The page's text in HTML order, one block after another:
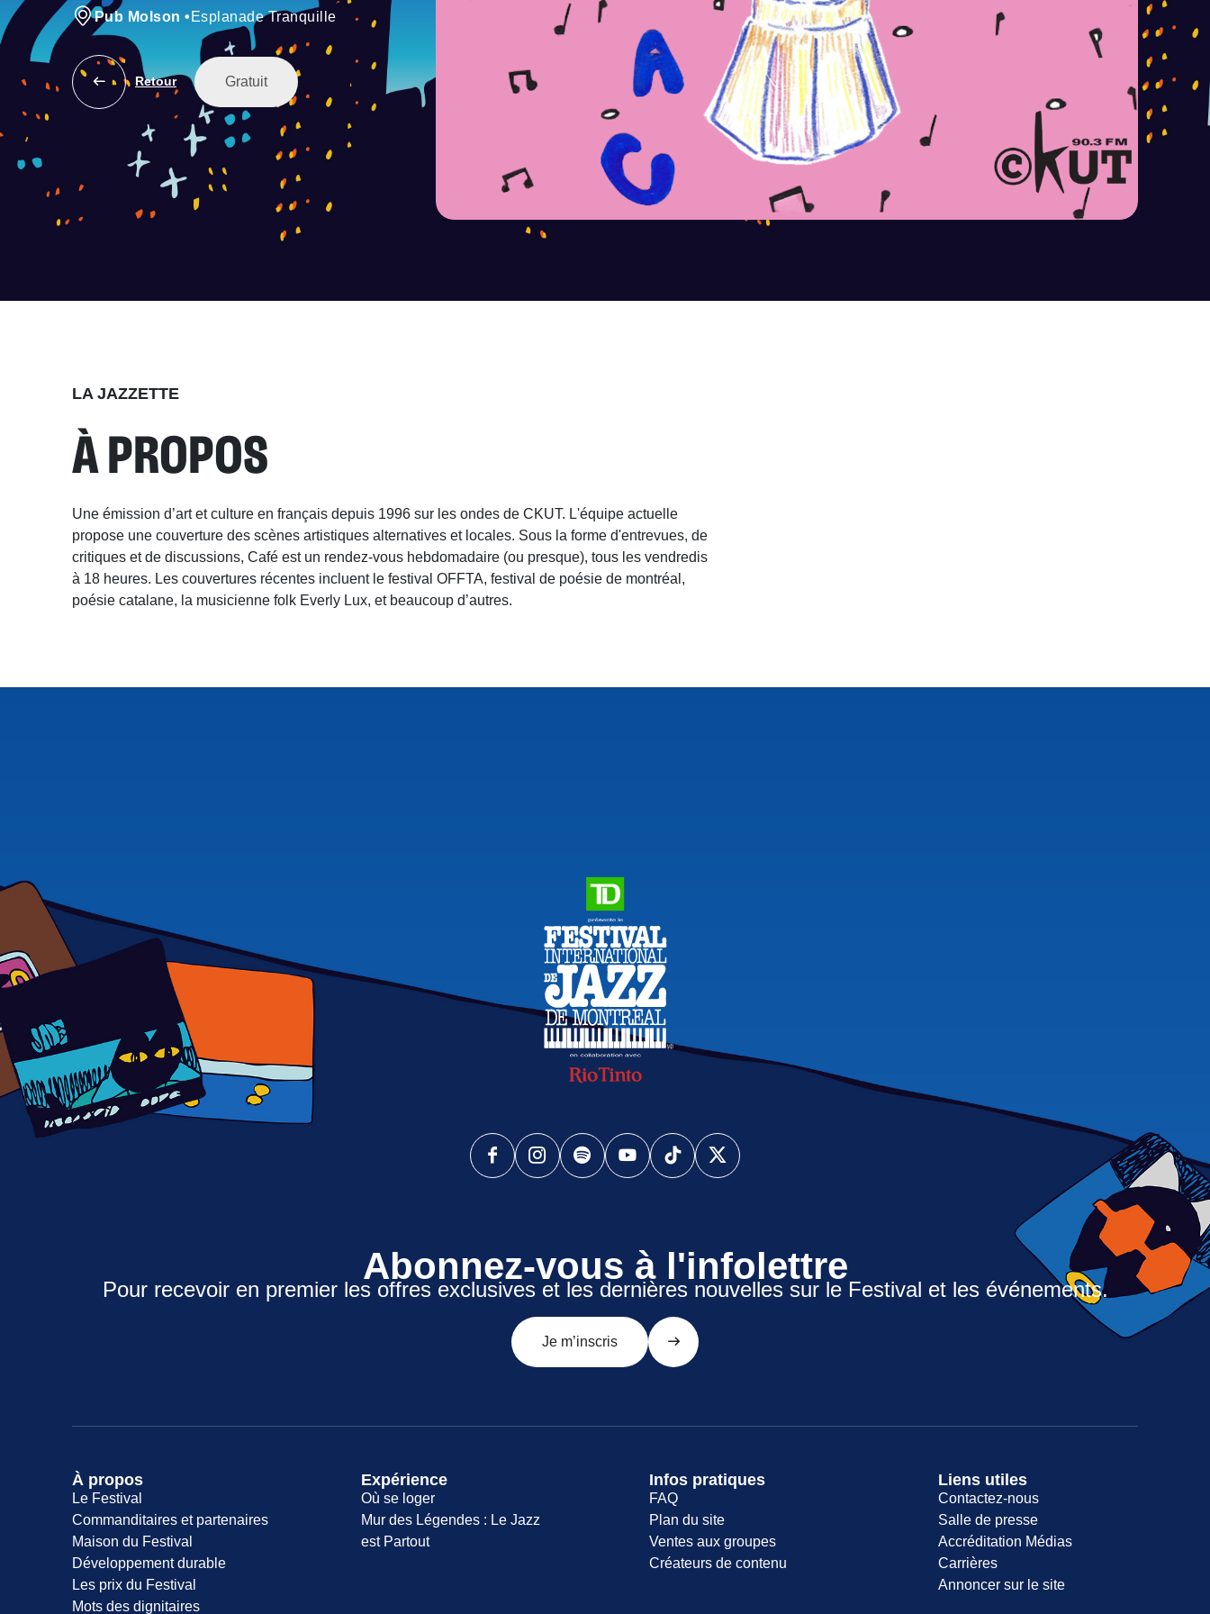
Pub Molson• Esplanade Tranquille
Retour Gratuit
LA JAZZETTE
À PROPOS
Une émission d’art et culture en français depuis 1996 sur les ondes de CKUT. L'équipe actuelle
propose une couverture des scènes artistiques alternatives et locales. Sous la forme d'entrevues, de
critiques et de discussions, Café est un rendez-vous hebdomadaire (ou presque), tous les vendredis
à 18 heures. Les couvertures récentes incluent le festival OFFTA, festival de poésie de montréal,
poésie catalane, la musicienne folk Everly Lux, et beaucoup d’autres.
Abonnez-vous à l'infolettre
Pour recevoir en premier les offres exclusives et les dernières nouvelles sur le Festival et les événements.
Je m’inscris
À propos
Le Festival
Commanditaires et partenaires
Maison du Festival
Développement durable
Les prix du Festival
Mots des dignitaires
Expérience
Où se loger
Mur des Légendes : Le Jazz
est Partout
Infos pratiques
FAQ
Plan du site
Ventes aux groupes
Créateurs de contenu
Liens utiles
Contactez-nous
Salle de presse
Accréditation Médias
Carrières
Annoncer sur le site